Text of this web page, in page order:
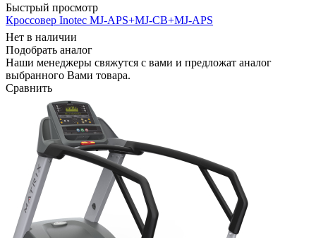
Быстрый просмотр
Кроссовер Inotec MJ-APS+MJ-CB+MJ-APS
Нет в наличии
Подобрать аналог
Наши менеджеры свяжутся с вами и предложат аналог
выбранного Вами товара.
Сравнить